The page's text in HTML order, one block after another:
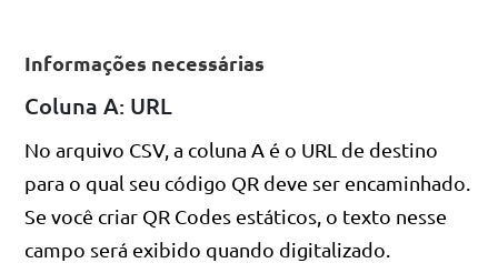
Informações necessárias
Coluna A: URL
No arquivo CSV, a coluna A é o URL de destino
para o qual seu código QR deve ser encaminhado.
Se você criar QR Codes estáticos, o texto nesse
campo será exibido quando digitalizado.